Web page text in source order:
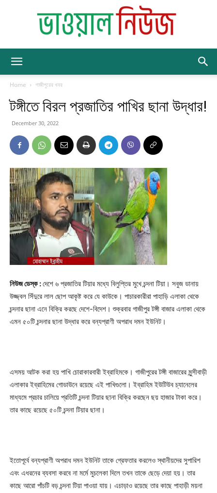
Home
গাজীপুরের খবর
টঙ্গীতে বিরল প্রজাতির পাখির ছানা উদ্ধার!
December 30, 2022
নিউজ ডেস্ক :দেশে ৬ প্রজাতির টিয়ার মধ্যে বিলুপ্তির মুখে চন্দনা টিয়া। সবুজ ডানায়
উজ্জ্বল সিঁদুরে লাল ছোপ আকৃষ্ট করে যে কাউকে। পাচারকারীরা পাহাড়ি এলাকা থেকে
চন্দনার ছানা এনে বিক্রি করছে দেশে-বিদেশ। শুক্রবার গাজীপুর টঙ্গী বাজার এলাকা থেকে
এমন ৫০টি চন্দনার ছানা উদ্ধার করে বন্যপ্রাণী অপরাধ দমন ইউনিট।
এসময় আটক করা হয় পাখি চোরাকারবারী ইব্রাহিমকে। গাজীপুরের টঙ্গী বাজারের মুন্সীবাড়ী
এলাকার ইব্রাহিমের গোডাউনে রয়েছে এই পাখিগুলো। ইব্রাহিম ইউটিউব চ্যানেলের
মাধ্যমে প্রচার চালিয়ে প্রতিটি চন্দনা টিয়ার ছানা বিক্রি করছেন ছয় হাজার টাকা করে।
তার কাছে রয়েছে ৫০টি চন্দনা টিয়ার ছানা।
ইতোপূর্বে বন্যপ্রাণী অপরাধ দমন ইউনিট তাকে গ্রেফতার করলেও স্থানীয়দের সুপারিশ
এবং এধরনের ব্যবসা করবে না মর্মে মুচলেকা দিলে তখন তাকে ছেড়ে দেয়া হয়। তার
কাছে আরো পাঁচটি বড় চন্দনা টিয়া পাওয়া যায়। এচাড়াও রয়েছে তার কাছে পাহাড়ী ময়না